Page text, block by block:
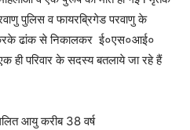
पुलिस व फायरब्रिगेड परवाणु के
करके ढांक से निकालकर ई०एस०आई०
ही परिवार के सदस्य बतलाये जा रहे हैं
आयु करीब 38 वर्ष